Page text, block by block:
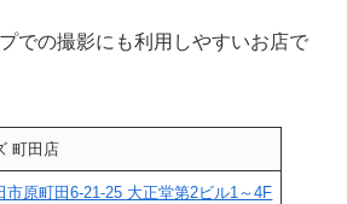
での撮影にも利用しやすいお店で
町田店
市原町田6-21-25 大正堂第2ビル1～4F